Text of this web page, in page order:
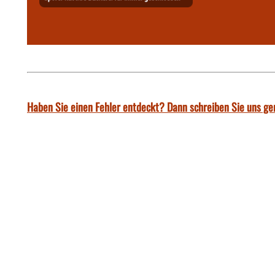
Haben Sie einen Fehler entdeckt? Dann schreiben Sie uns